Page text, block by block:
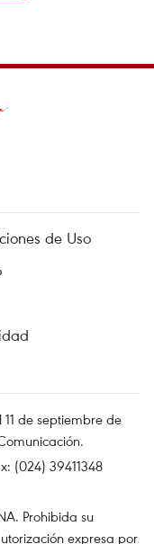
de Uso
de septiembre de
(024) 39411348
Prohibida su
expresa por